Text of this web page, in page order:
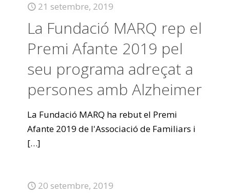
21 setembre, 2019
La Fundació MARQ rep el
Premi Afante 2019 pel
seu programa adreçat a
persones amb Alzheimer
La Fundació MARQ ha rebut el Premi
Afante 2019 de l'Associació de Familiars i
[…]
20 setembre, 2019